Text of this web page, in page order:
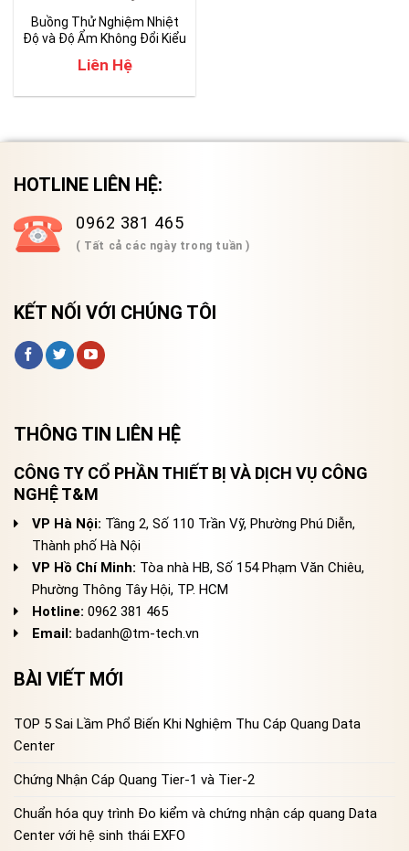
Buồng Thử Nghiệm Nhiệt
Độ và Độ Ẩm Không Đổi Kiểu
Liên Hệ
HOTLINE LIÊN HỆ:
0962 381 465
( Tất cả các ngày trong tuần )
KẾT NỐI VỚI CHÚNG TÔI
THÔNG TIN LIÊN HỆ
CÔNG TY CỔ PHẦN THIẾT BỊ VÀ DỊCH VỤ CÔNG
NGHỆ T&M
VP Hà Nội: Tầng 2, Số 110 Trần Vỹ, Phường Phú Diễn,
Thành phố Hà Nội
VP Hồ Chí Minh: Tòa nhà HB, Số 154 Phạm Văn Chiêu,
Phường Thông Tây Hội, TP. HCM
Hotline: 0962 381 465
Email: badanh@tm-tech.vn
BÀI VIẾT MỚI
TOP 5 Sai Lầm Phổ Biến Khi Nghiệm Thu Cáp Quang Data
Center
Chứng Nhận Cáp Quang Tier-1 và Tier-2
Chuẩn hóa quy trình Đo kiểm và chứng nhận cáp quang Data
Center với hệ sinh thái EXFO